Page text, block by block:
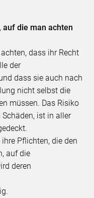
auf die man achten
dass ihr Recht
der
dass sie auch nach
nicht selbst die
müssen. Das Risiko
ist in aller
Pflichten, die den
auf die
deren